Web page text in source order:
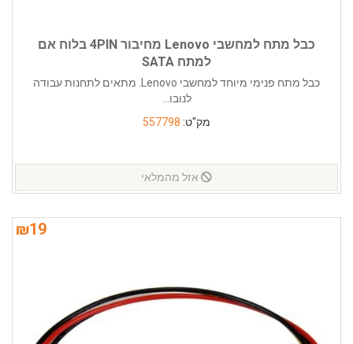
כבל מתח למחשבי Lenovo מחיבור 4PIN בלוח אם
למתח SATA
כבל מתח פנימי מיוחד למחשבי Lenovo. מתאים לתחנות עבודה
לנובו...
מק"ט: 557798
אזל מהמלאי
₪19